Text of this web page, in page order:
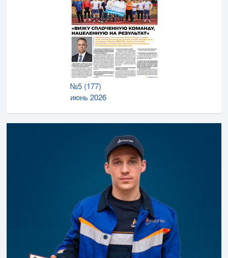
№5 (177)
июнь 2026